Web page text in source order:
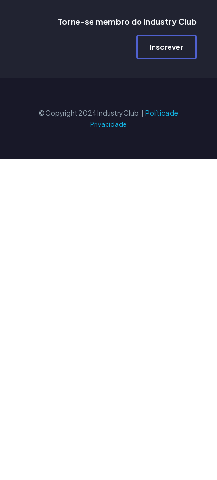
Torne-se membro do Industry Club
Inscrever
© Copyright 2024 Industry Club | Política de
Privacidade